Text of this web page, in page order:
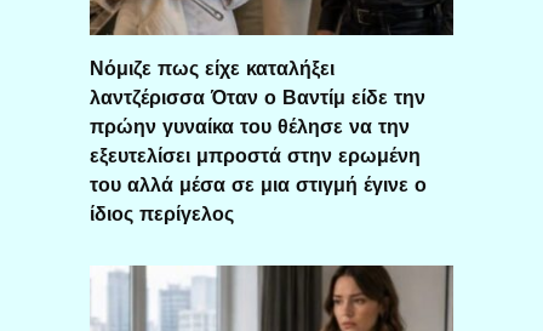
Νόμιζε πως είχε καταλήξει
λαντζέρισσα Όταν ο Βαντίμ είδε την
πρώην γυναίκα του θέλησε να την
εξευτελίσει μπροστά στην ερωμένη
του αλλά μέσα σε μια στιγμή έγινε ο
ίδιος περίγελος